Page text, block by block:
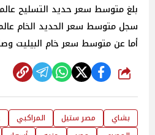
أما عن متوسط سعر خام البیلیت وصل إلى 445
شارك
بشاي مصر ستيل المراكبي